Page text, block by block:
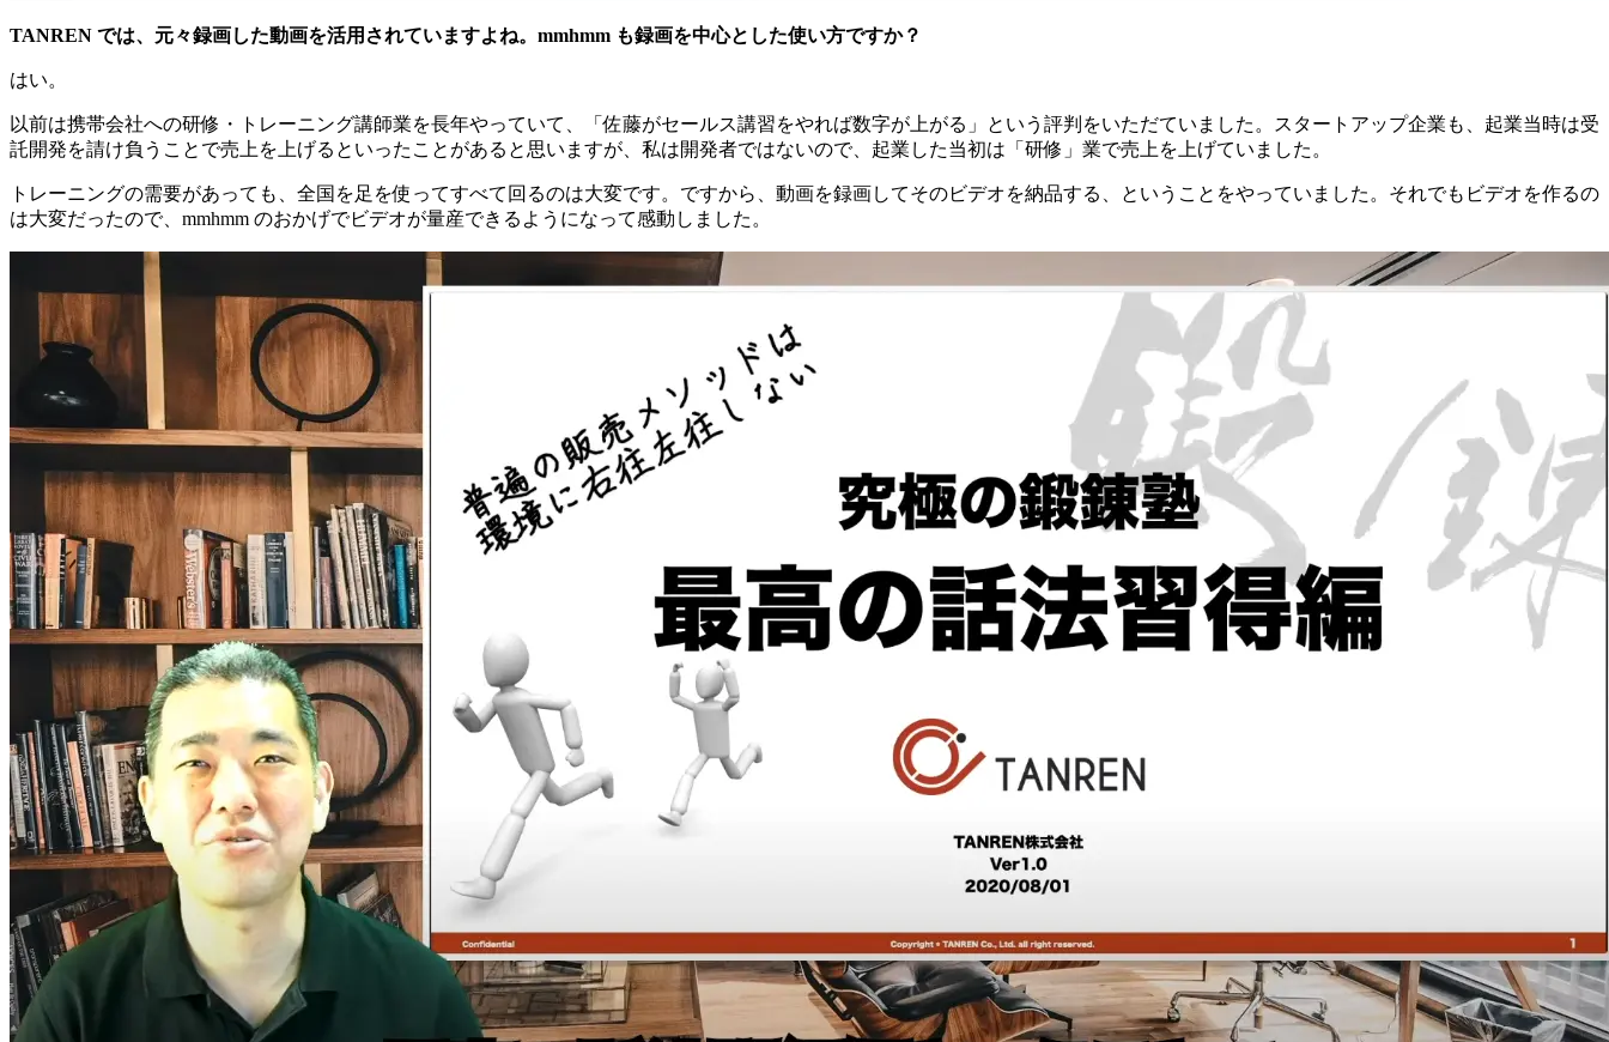
TANREN では、元々録画した動画を活用されていますよね。mmhmm も録画を中心とした使い方ですか？
はい。
以前は携帯会社への研修・トレーニング講師業を長年やっていて、「佐藤がセールス講習をやれば数字が上がる」という評判をいただていました。スタートアップ企業も、起業当時は受
託開発を請け負うことで売上を上げるといったことがあると思いますが、私は開発者ではないので、起業した当初は「研修」業で売上を上げていました。
トレーニングの需要があっても、全国を足を使ってすべて回るのは大変です。ですから、動画を録画してそのビデオを納品する、ということをやっていました。それでもビデオを作るの
は大変だったので、mmhmm のおかげでビデオが量産できるようになって感動しました。